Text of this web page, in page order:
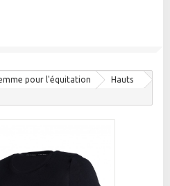
pour l'équitation
Hauts